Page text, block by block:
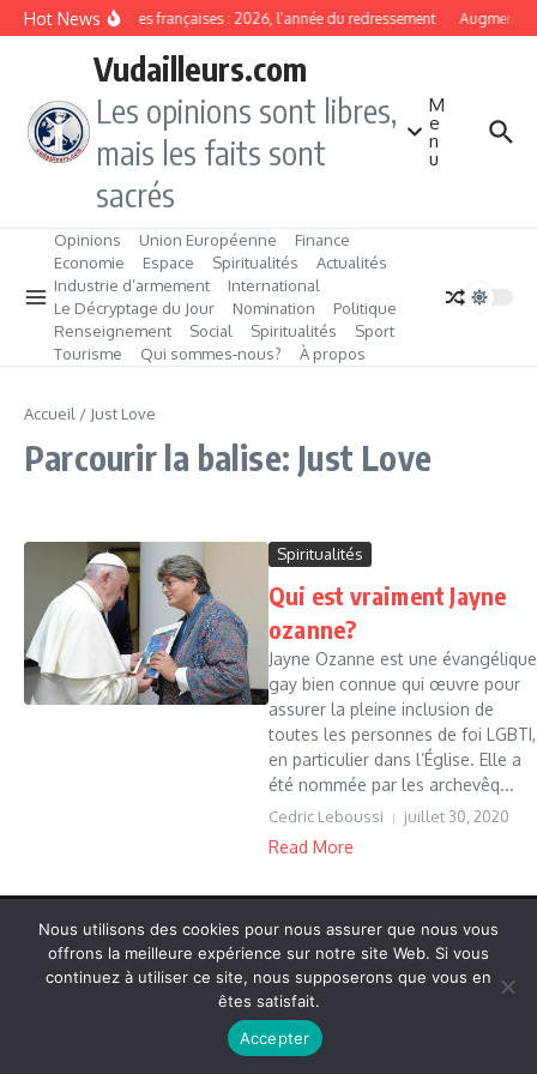
Aller au contenu
Hot NewsBanques françaises : 2026, l’année du redressement
Vudailleurs.com
Les opinions sont libres,
mais les faits sont
sacrés
M
e
n
u
Opinions Union Européenne
Finance
Economie
Espace Spiritualités
Actualités
Industrie d’armement
International
Le Décryptage du Jour
Nomination
Politique
Renseignement
Social Spiritualités
Sport
Tourisme
Qui sommes‑nous? À propos
Accueil / Just Love
Parcourir la balise: Just Love
Spiritualités
Qui est vraiment Jayne
ozanne?
Jayne Ozanne est une évangélique
gay bien connue qui œuvre pour
assurer la pleine inclusion de
toutes les personnes de foi LGBTI,
en particulier dans l’Église. Elle a
été nommée par les archevêq...
Cedric Leboussi juillet 30, 2020
Read More
Copyright © 2026 Vudailleurs.com | Réalisé parMagazine
d'actualités X
Nous utilisons des cookies pour nous assurer que nous vous
offrons la meilleure expérience sur notre site Web. Si vous
continuez à utiliser ce site, nous supposerons que vous en
êtes satisfait.
Accepter